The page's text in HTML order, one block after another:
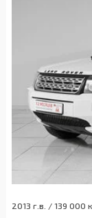
2013 г.в. / 139 000